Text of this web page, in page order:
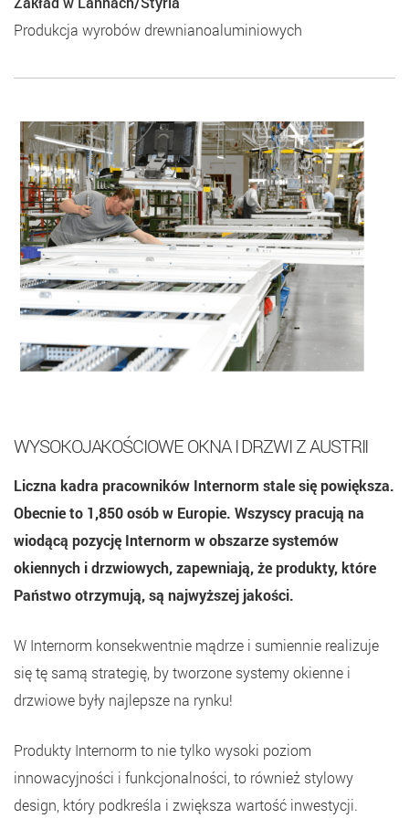
Produkcja wyrobów drewniano­aluminiowych
WYSOKOJAKOŚCIOWE OKNA I DRZWI Z AUSTRII
Liczna kadra pracowników Internorm stale się powiększa.
Obecnie to 1,850 osób w Europie. Wszyscy pracują na
wiodącą pozycję Internorm w obszarze systemów
okiennych i drzwiowych, zapewniają, że produkty, które
Państwo otrzymują, są najwyższej jakości.
W Internorm konsekwentnie mądrze i sumiennie realizuje
się tę samą strategię, by tworzone systemy okienne i
drzwiowe były najlepsze na rynku!
Produkty Internorm to nie tylko wysoki poziom
innowacyjności i funkcjonalności, to również stylowy
design, który podkreśla i zwiększa wartość inwestycji.